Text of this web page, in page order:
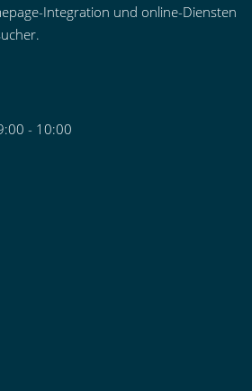
Integration und online-Diensten
- 10:00